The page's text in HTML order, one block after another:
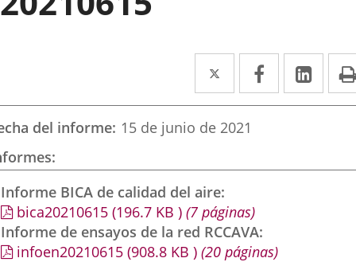
Twitter
Enlace
a
una
externa.
Facebook
Enlace
a
externa.
a
del informe 15 de junio de 2021
Informe BICA de calidad del aire
bica20210615 (196.7 KB ) (7 páginas)
Informe de ensayos de la red RCCAVA
infoen20210615 (908.8 KB ) (20 páginas)